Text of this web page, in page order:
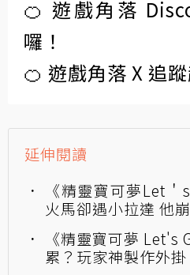
🍊 遊戲角落
囉！
🍊 遊戲角落 X 追
延伸閱讀
《精靈寶可夢Let
火馬卻遇小拉達 他
《精靈寶可夢 Let's
累？玩家神製作外掛